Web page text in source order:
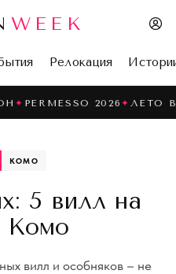
WEEK
Релокация
2026✦ЛЕТО В
КОМО
5 вилл на
Комо
вилл и особняков – не